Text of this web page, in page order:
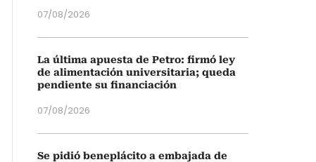
07/08/2026
La última apuesta de Petro: firmó ley
de alimentación universitaria; queda
pendiente su financiación
07/08/2026
Se pidió beneplácito a embajada de